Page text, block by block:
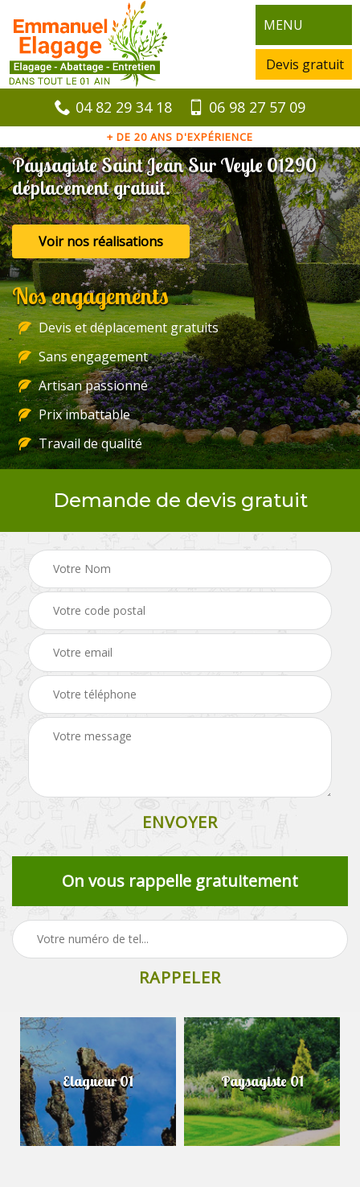
MENU
Devis gratuit
04 82 29 34 18 06 98 27 57 09
+ DE 20 ANS D'EXPÉRIENCE
Paysagiste Saint Jean Sur Veyle 01290
déplacement gratuit.
Voir nos réalisations
Nos engagements
Devis et déplacement gratuits
Sans engagement
Artisan passionné
Prix imbattable
Travail de qualité
Demande de devis gratuit
On vous rappelle gratuitement
Elagueur 01 Paysagiste 01